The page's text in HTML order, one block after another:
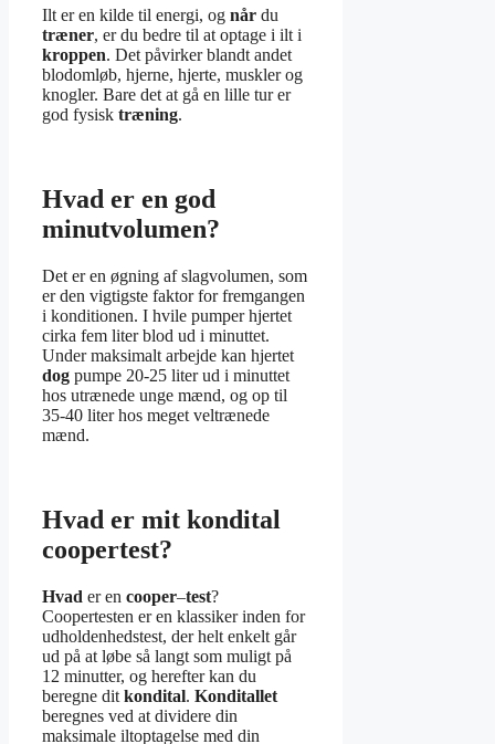
Ilt er en kilde til energi, og når du
træner, er du bedre til at optage i ilt i
kroppen. Det påvirker blandt andet
blodomløb, hjerne, hjerte, muskler og
knogler. Bare det at gå en lille tur er
god fysisk træning.
Hvad er en god
minutvolumen?
Det er en øgning af slagvolumen, som
er den vigtigste faktor for fremgangen
i konditionen. I hvile pumper hjertet
cirka fem liter blod ud i minuttet.
Under maksimalt arbejde kan hjertet
dog pumpe 20-25 liter ud i minuttet
hos utrænede unge mænd, og op til
35-40 liter hos meget veltrænede
mænd.
Hvad er mit kondital
coopertest?
Hvad er en cooper–test?
Coopertesten er en klassiker inden for
udholdenhedstest, der helt enkelt går
ud på at løbe så langt som muligt på
12 minutter, og herefter kan du
beregne dit kondital. Konditallet
beregnes ved at dividere din
maksimale iltoptagelse med din